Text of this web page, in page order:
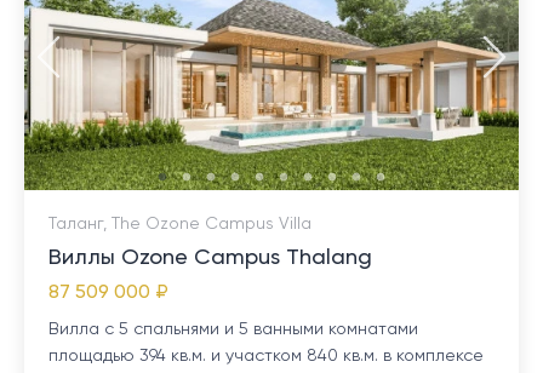
Таланг, The Ozone Campus Villa
Виллы Ozone Campus Thalang
87 509 000 ₽
Вилла с 5 спальнями и 5 ванными комнатами
площадью 394 кв.м. и участком 840 кв.м. в комплексе